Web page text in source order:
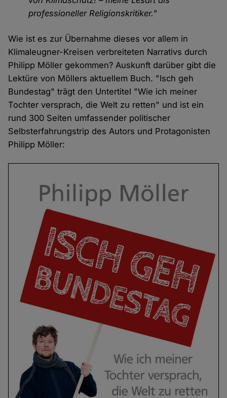
professioneller Religionskritiker."
Wie ist es zur Übernahme dieses vor allem in
Klimaleugner-Kreisen verbreiteten Narrativs durch
Philipp Möller gekommen? Auskunft darüber gibt die
Lektüre von Möllers aktuellem Buch. "Isch geh
Bundestag" trägt den Untertitel "Wie ich meiner
Tochter versprach, die Welt zu retten" und ist ein
rund 300 Seiten umfassender politischer
Selbsterfahrungstrip des Autors und Protagonisten
Philipp Möller: